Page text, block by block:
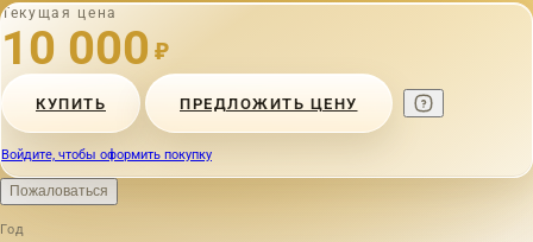
Текущая цена
10 000 ₽
КУПИТЬ ПРЕДЛОЖИТЬ ЦЕНУ
Войдите, чтобы оформить покупку
Пожаловаться
Год